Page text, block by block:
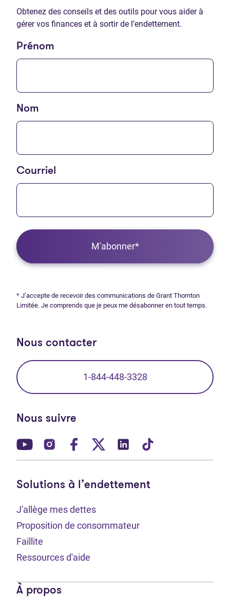
Obtenez des conseils et des outils pour vous aider à
gérer vos finances et à sortir de l’endettement.
Prénom
Nom
Courriel
M'abonner*
* J’accepte de recevoir des communications de Grant Thornton
Limitée. Je comprends que je peux me désabonner en tout temps.
Nous contacter
1-844-448-3328
Nous suivre
(Ouvre dans un nouvel onglet)
(Ouvre dans un nouvel onglet)
(Ouvre dans un nouvel onglet)
(Ouvre dans un nouvel
(Ouvre dans un
Solutions à l’endettement
J'allège mes dettes
Proposition de consommateur
Faillite
Ressources d'aide
À propos